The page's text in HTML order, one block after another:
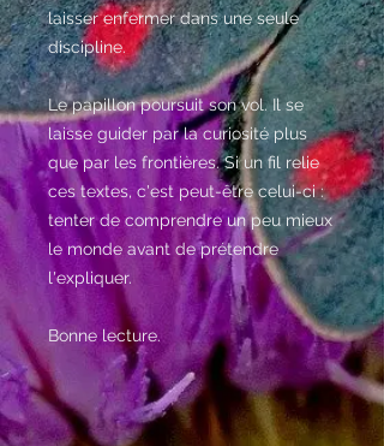
laisser enfermer dans une seule
discipline.
Le papillon poursuit son vol. Il se
laisse guider par la curiosité plus
que par les frontières. Si un fil relie
ces textes, c'est peut-être celui-ci :
tenter de comprendre un peu mieux
le monde avant de prétendre
l'expliquer.
Bonne lecture.